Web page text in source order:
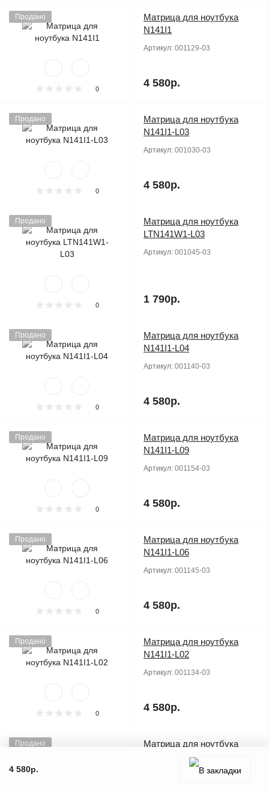
Продано
0
Матрица для ноутбука
N141I1
Артикул: 001129-03
4 580р.
Продано
0
Матрица для ноутбука
N141I1-L03
Артикул: 001030-03
4 580р.
Продано
0
Матрица для ноутбука
LTN141W1-L03
Артикул: 001045-03
1 790р.
Продано
0
Матрица для ноутбука
N141I1-L04
Артикул: 001140-03
4 580р.
Продано
0
Матрица для ноутбука
N141I1-L09
Артикул: 001154-03
4 580р.
Продано
0
Матрица для ноутбука
N141I1-L06
Артикул: 001145-03
4 580р.
Продано
0
Матрица для ноутбука
N141I1-L02
Артикул: 001134-03
4 580р.
Продано
Матрица для ноутбука
001130-03
4 580р.